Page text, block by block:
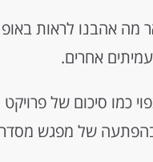
מה אהבנו לראות
אחרים.
כמו סיכום של
של מפגש